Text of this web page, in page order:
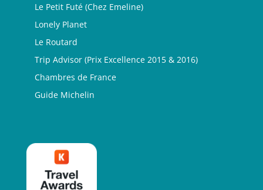
Le Petit Futé (Chez Emeline)
Lonely Planet
Le Routard
Trip Advisor (Prix Excellence 2015 & 2016)
Chambres de France
Guide Michelin